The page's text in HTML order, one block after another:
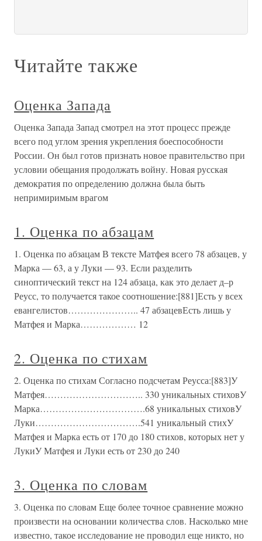
Читайте также
Оценка Запада
Оценка Запада Запад смотрел на этот процесс прежде
всего под углом зрения укрепления боеспособности
России. Он был готов признать новое правительство при
условии обещания продолжать войну. Новая русская
демократия по определению должна была быть
непримиримым врагом
1. Оценка по абзацам
1. Оценка по абзацам В тексте Матфея всего 78 абзацев, у
Марка — 63, а у Луки — 93. Если разделить
синоптический текст на 124 абзаца, как это делает д–р
Реусс, то получается такое соотношение:[881]Есть у всех
евангелистов………………….. 47 абзацевЕсть лишь у
Матфея и Марка……………… 12
2. Оценка по стихам
2. Оценка по стихам Согласно подсчетам Реусса:[883]У
Матфея………………………….. 330 уникальных стиховУ
Марка…………………………….68 уникальных стиховУ
Луки…………………………….541 уникальный стихУ
Матфея и Марка есть от 170 до 180 стихов, которых нет у
ЛукиУ Матфея и Луки есть от 230 до 240
3. Оценка по словам
3. Оценка по словам Еще более точное сравнение можно
произвести на основании количества слов. Насколько мне
известно, такое исследование не проводил еще никто, но